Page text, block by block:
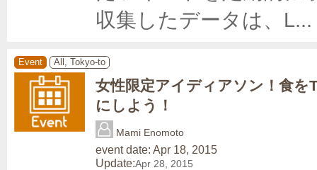
収集したデータは、L...
Event All, Tokyo-to
女性限定アイディアソン！食を
にしよう！
Mami Enomoto
event date: Apr 18, 2015
Update:Apr 28, 2015